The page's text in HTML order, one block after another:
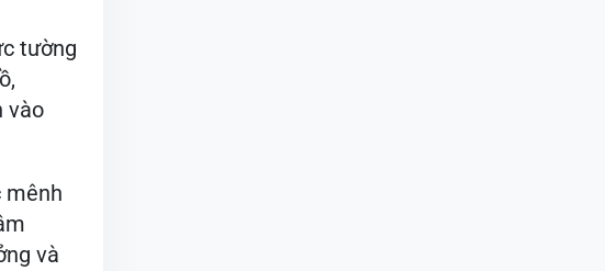
tường
vào
mênh
và